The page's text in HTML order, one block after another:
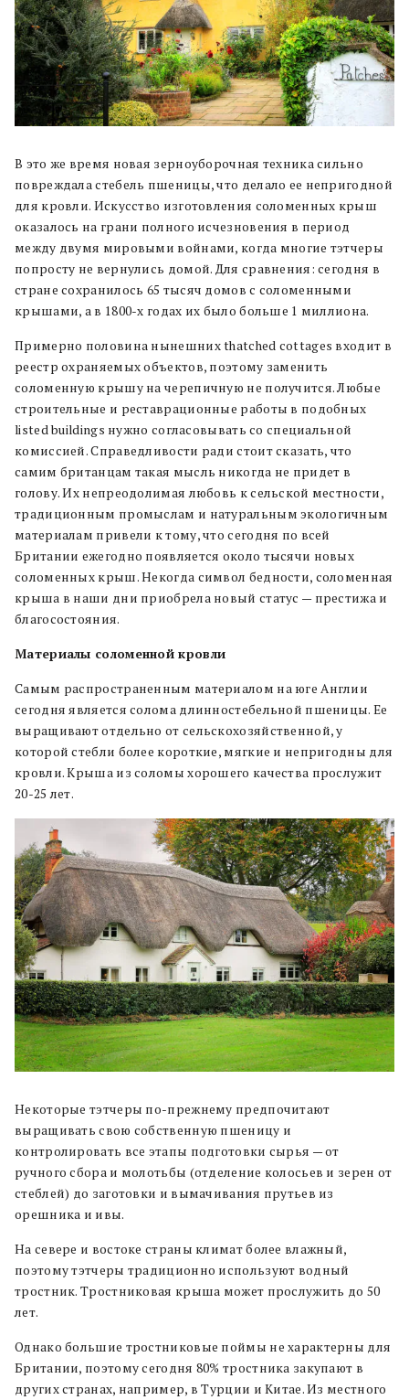
В это же время новая зерноуборочная техника сильно
повреждала стебель пшеницы, что делало ее непригодной
для кровли. Искусство изготовления соломенных крыш
оказалось на грани полного исчезновения в период
между двумя мировыми войнами, когда многие тэтчеры
попросту не вернулись домой. Для сравнения: сегодня в
стране сохранилось 65 тысяч домов с соломенными
крышами, а в 1800-х годах их было больше 1 миллиона.
Примерно половина нынешних thatched cottages входит в
реестр охраняемых объектов, поэтому заменить
соломенную крышу на черепичную не получится. Любые
строительные и реставрационные работы в подобных
listed buildings нужно согласовывать со специальной
комиссией. Справедливости ради стоит сказать, что
самим британцам такая мысль никогда не придет в
голову. Их непреодолимая любовь к сельской местности,
традиционным промыслам и натуральным экологичным
материалам привели к тому, что сегодня по всей
Британии ежегодно появляется около тысячи новых
соломенных крыш. Некогда символ бедности, соломенная
крыша в наши дни приобрела новый статус — престижа и
благосостояния.
Материалы соломенной кровли
Самым распространенным материалом на юге Англии
сегодня является солома длинностебельной пшеницы. Ее
выращивают отдельно от сельскохозяйственной, у
которой стебли более короткие, мягкие и непригодны для
кровли. Крыша из соломы хорошего качества прослужит
20-25 лет.
Некоторые тэтчеры по-прежнему предпочитают
выращивать свою собственную пшеницу и
контролировать все этапы подготовки сырья — от
ручного сбора и молотьбы (отделение колосьев и зерен от
стеблей) до заготовки и вымачивания прутьев из
орешника и ивы.
На севере и востоке страны климат более влажный,
поэтому тэтчеры традиционно используют водный
тростник. Тростниковая крыша может прослужить до 50
лет.
Однако большие тростниковые поймы не характерны для
Британии, поэтому сегодня 80% тростника закупают в
других странах, например, в Турции и Китае. Из местного